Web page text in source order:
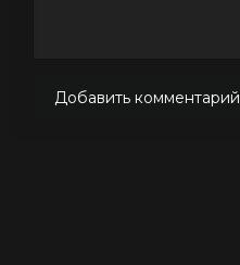
Добавить комментарий